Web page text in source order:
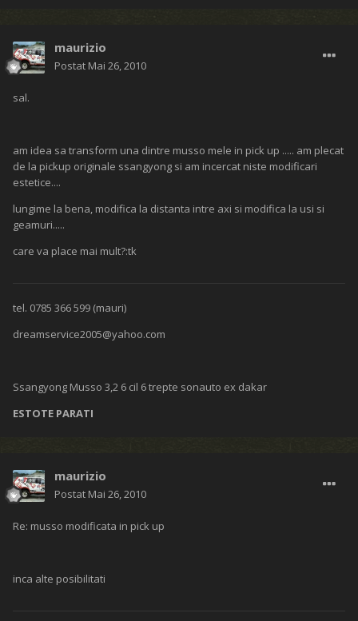
maurizio
Postat Mai 26, 2010
sal.
am idea sa transform una dintre musso mele in pick up ..... am plecat
de la pickup originale ssangyong si am incercat niste modificari
estetice....
lungime la bena, modifica la distanta intre axi si modifica la usi si
geamuri.....
care va place mai mult?:tk
tel. 0785 366 599 (mauri)
dreamservice2005@yahoo.com
Ssangyong Musso 3,2 6 cil 6 trepte sonauto ex dakar
ESTOTE PARATI
maurizio
Postat Mai 26, 2010
Re: musso modificata in pick up
inca alte posibilitati